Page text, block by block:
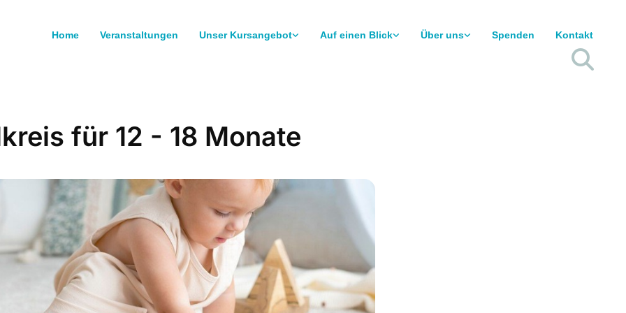
Home Veranstaltungen Unser Kursangebot Auf einen Blick Über uns Spenden Kontakt
für 12 - 18 Monate